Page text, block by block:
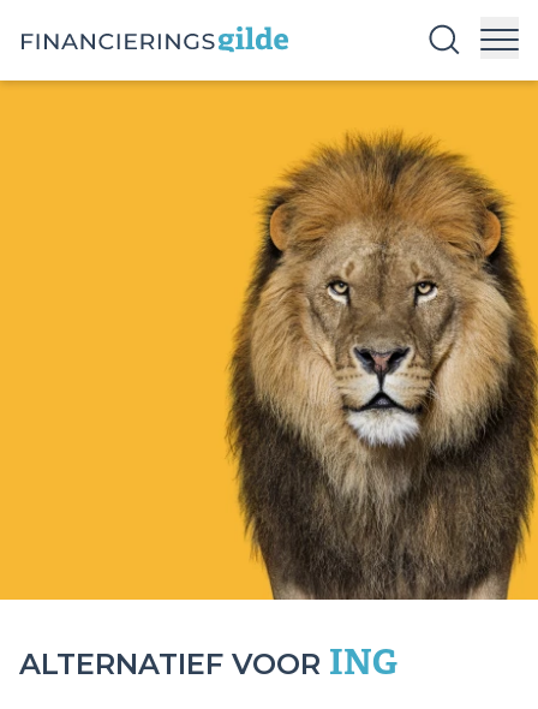
ALTERNATIEF VOOR ING